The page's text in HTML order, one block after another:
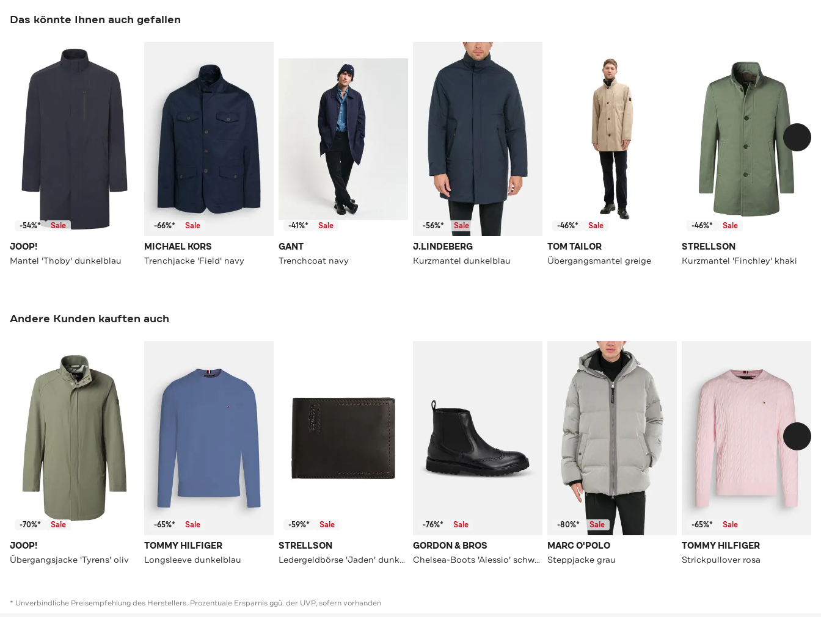
Das könnte Ihnen auch gefallen
-54%* Sale
JOOP!
Mantel 'Thoby' dunkelblau
-66%* Sale
MICHAEL KORS
Trenchjacke 'Field' navy
-41%* Sale
GANT
Trenchcoat navy
-56%* Sale
J.LINDEBERG
Kurzmantel dunkelblau
-46%* Sale
TOM TAILOR
Übergangsmantel greige
-46%* Sale
STRELLSON
Kurzmantel 'Finchley' khaki
Andere Kunden kauften auch
-70%* Sale
JOOP!
Übergangsjacke 'Tyrens' oliv
-65%* Sale
TOMMY HILFIGER
Longsleeve dunkelblau
-59%* Sale
STRELLSON
Ledergeldbörse 'Jaden' dunkelbraun
-76%* Sale
GORDON & BROS
Chelsea-Boots 'Alessio' schwarz
-80%* Sale
MARC O'POLO
Steppjacke grau
-65%* Sale
TOMMY HILFIGER
Strickpullover rosa
* Unverbindliche Preisempfehlung des Herstellers. Prozentuale Ersparnis ggü. der UVP, sofern vorhanden